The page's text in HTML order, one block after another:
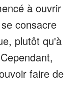
à ouvrir
consacre
plutôt qu'à
faire de